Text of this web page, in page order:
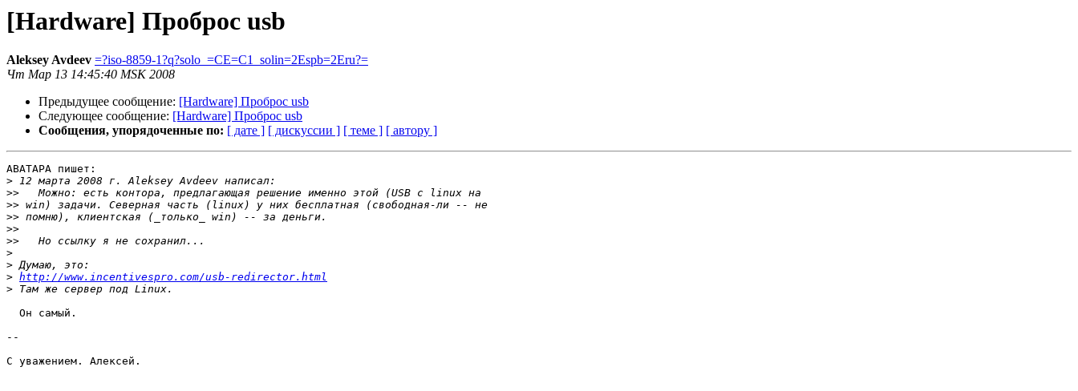
[Hardware] Проброс usb
Aleksey Avdeev =?iso-8859-1?q?solo_=CE=C1_solin=2Espb=2Eru?=
Чт Мар 13 14:45:40 MSK 2008
Предыдущее сообщение: [Hardware] Проброс usb
Следующее сообщение: [Hardware] Проброс usb
Сообщения, упорядоченные по: [ дате ] [ дискуссии ] [ теме ] [ автору ]
ABATAPA пишет:
>
>>
>>
>>
>>
>>
>
>
> http://www.incentivespro.com/usb-redirector.html
>
  Он самый.
--
С уважением. Алексей.